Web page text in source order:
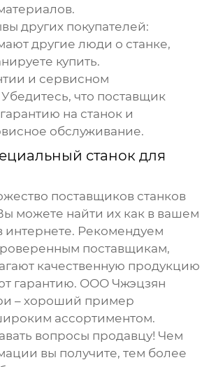
других покупателей:
другие люди о станке,
купить.
и сервисном
Убедитесь, что поставщик
на станок и
обслуживание.
станок для
поставщиков станков
можете найти их как в вашем
интернете. Рекомендуем
поставщикам,
качественную продукцию
гарантию. ООО Чжэцзян
– хороший пример
ассортиментом.
вопросы продавцу! Чем
вы получите, тем более